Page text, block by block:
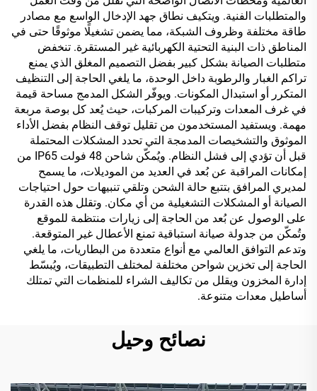
والمتطلبات الفنية. ويتكيف نطاق جهد الإدخال الواسع مع مصادر
طاقة مختلفة وظروف الشبكة، مما يضمن تشغيلًا موثوقًا حتى في
المناطق ذات البنية التحتية الكهربائية غير المستقرة. تنخفض
متطلبات الصيانة بشكل كبير بفضل التصميم المغلق الذي يمنع
تراكم الغبار والرطوبة داخل الوحدة، ما يلغي الحاجة إلى التنظيف
المتكرر أو استبدال المكونات. ويوفّر الشكل المدمج مساحة قيمة
في غرف المعدات وتركيبات المركبات، حيث يُعد كل بوصة مربعة
مهمة. ويستفيد المستخدمون من تقليل توقف النظام بفضل الأداء
الموثوق والتشخيصات المدمجة التي تحدد المشكلات المحتملة
قبل أن تؤدي إلى فشل النظام. ويُمكّن شاحن 48 فولت IP65 من
إمكانات المراقبة عن بُعد في العديد من الموديلات، ما يسمح
لمديري المرافق بتتبع حالة الشحن وتلقي تنبيهات حول احتياجات
الصيانة أو المشكلات التشغيلية من أي مكان. وتقلل هذه القدرة
على الوصول عن بُعد من الحاجة إلى زيارات منتظمة للموقع
وتُمكّن من جدولة صيانة استباقية تمنع الأعطال غير المتوقعة.
وتدعم التوافق العالمي مع أنواع متعددة من البطاريات، ما يلغي
الحاجة إلى تخزين شواحن مختلفة لمختلف التطبيقات، ويُبسّط
إدارة المخزون ويقلل من تكاليف الشراء للمنظمات التي تمتلك
أساطيل معدات متنوعة.
نصائح وحيل